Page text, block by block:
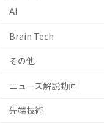
AI
Brain Tech
その他
ニュース解説動画
先端技術